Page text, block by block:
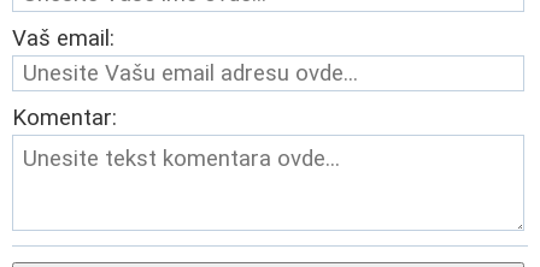
Vaš email:
Komentar: